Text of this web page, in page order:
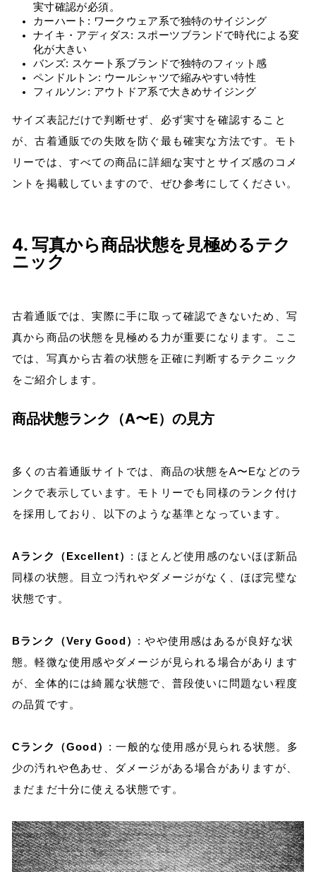
実寸確認が必須。
カーハート: ワークウェア系で独特のサイジング
ナイキ・アディダス: スポーツブランドで時代による変
化が大きい
バンズ: スケート系ブランドで独特のフィット感
ペンドルトン: ウールシャツで縮みやすい特性
フィルソン: アウトドア系で大きめサイジング
サイズ表記だけで判断せず、必ず実寸を確認すること
が、古着通販での失敗を防ぐ最も確実な方法です。モト
リーでは、すべての商品に詳細な実寸とサイズ感のコメ
ントを掲載していますので、ぜひ参考にしてください。
4. 写真から商品状態を見極めるテク
ニック
古着通販では、実際に手に取って確認できないため、写
真から商品の状態を見極める力が重要になります。ここ
では、写真から古着の状態を正確に判断するテクニック
をご紹介します。
商品状態ランク（A〜E）の見方
多くの古着通販サイトでは、商品の状態をA〜Eなどのラ
ンクで表示しています。モトリーでも同様のランク付け
を採用しており、以下のような基準となっています。
Aランク（Excellent） : ほとんど使用感のないほぼ新品
同様の状態。目立つ汚れやダメージがなく、ほぼ完璧な
状態です。
Bランク（Very Good） : やや使用感はあるが良好な状
態。軽微な使用感やダメージが見られる場合があります
が、全体的には綺麗な状態で、普段使いに問題ない程度
の品質です。
Cランク（Good） : 一般的な使用感が見られる状態。多
少の汚れや色あせ、ダメージがある場合がありますが、
まだまだ十分に使える状態です。